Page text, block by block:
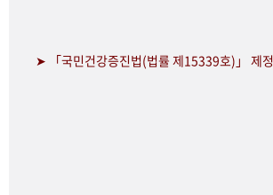
➤ 「국민건강증진법(법률 제15339호)」 제정